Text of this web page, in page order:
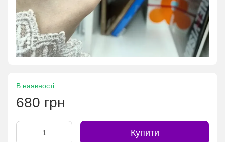
В наявності
680 грн
Купити